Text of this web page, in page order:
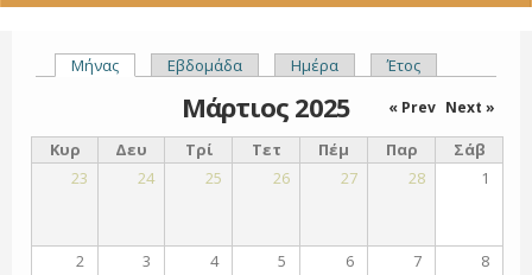
Πρωτεύουσες καρτέλες
Μήνας(ενεργή καρτέλα)
Εβδομάδα Ημέρα Έτος
Μάρτιος 2025 « Prev Next »
Κυρ Δευ Τρί Τετ Πέμ Παρ
Σάβ
23
24 25 26 27 28 1
2 3 4 5 6 7 8